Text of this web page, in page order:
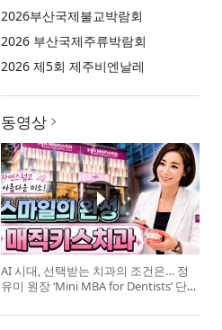
2026부산국제불교박람회
2026 부산국제주류박람회
2026 제5회 제주비엔날레
동영상
AI 시대, 선택받는 치과의 조건은… 정
유미 원장 ‘Mini MBA for Dentists’ 단독